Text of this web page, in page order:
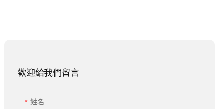
歡迎給我們留言
姓名